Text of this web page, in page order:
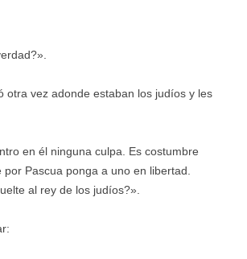
otra vez adonde estaban los judíos y les
en él ninguna culpa. Es costumbre
Pascua ponga a uno en libertad.
al rey de los judíos?».